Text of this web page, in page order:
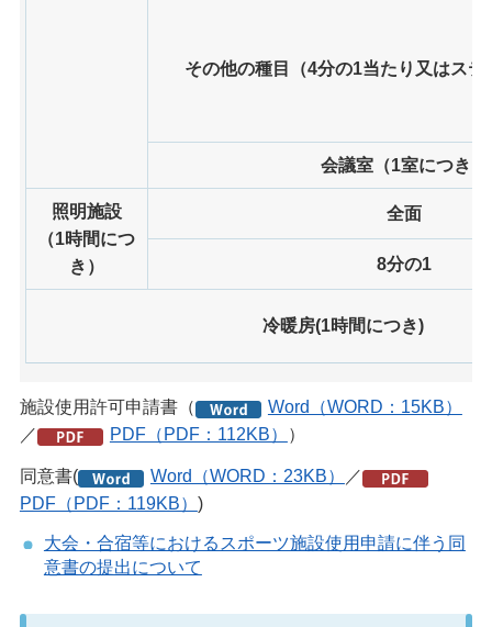
その他の種目（4分の1当たり又はステ
会議室（1室につき）
照明施設
（1時間につ
き）
全面
8分の1
冷暖房(1時間につき)
施設使用許可申請書（
Word（WORD：15KB）
／
PDF（PDF：112KB） ）
同意書( Word（WORD：23KB）
／
PDF（PDF：119KB） )
大会・合宿等におけるスポーツ施設使用申請に伴う同
意書の提出について